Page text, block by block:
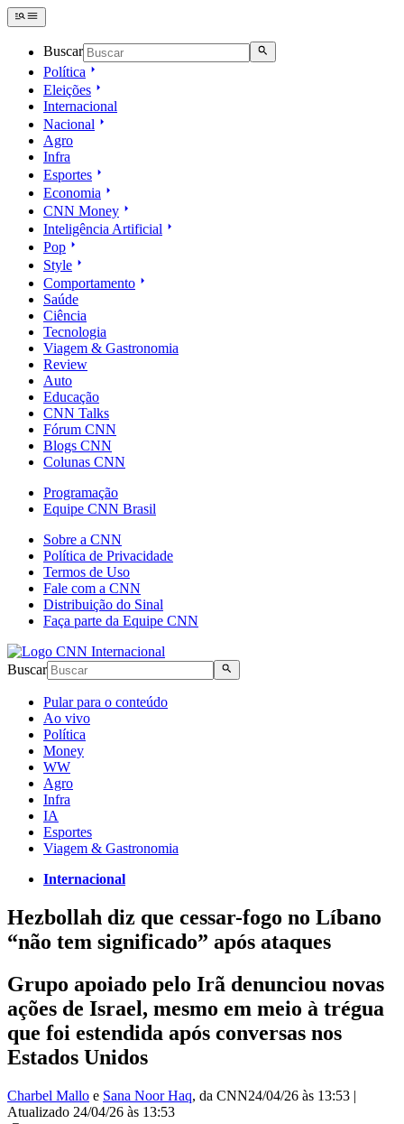
Buscar
Política
Eleições
Internacional
Nacional
Agro
Infra
Esportes
Economia
CNN Money
Inteligência Artificial
Pop
Style
Comportamento
Saúde
Ciência
Tecnologia
Viagem & Gastronomia
Review
Auto
Educação
CNN Talks
Fórum CNN
Blogs CNN
Colunas CNN
Programação
Equipe CNN Brasil
Sobre a CNN
Política de Privacidade
Termos de Uso
Fale com a CNN
Distribuição do Sinal
Faça parte da Equipe CNN
Buscar
Pular para o conteúdo
Ao vivo
Política
Money
WW
Agro
Infra
IA
Esportes
Viagem & Gastronomia
Internacional
Hezbollah diz que cessar-fogo no Líbano
“não tem significado” após ataques
Grupo apoiado pelo Irã denunciou novas
ações de Israel, mesmo em meio à trégua
que foi estendida após conversas nos
Estados Unidos
Charbel Mallo e Sana Noor Haq, da CNN24/04/26 às 13:53 |
Atualizado 24/04/26 às 13:53